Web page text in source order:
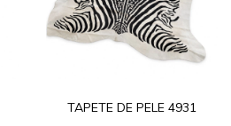
TAPETE DE PELE 4931